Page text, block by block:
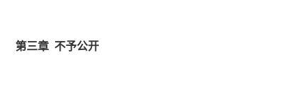
第三章 不予公开